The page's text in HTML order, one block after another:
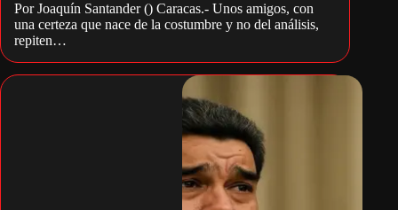
Por Joaquín Santander () Caracas.- Unos amigos, con
una certeza que nace de la costumbre y no del análisis,
repiten…